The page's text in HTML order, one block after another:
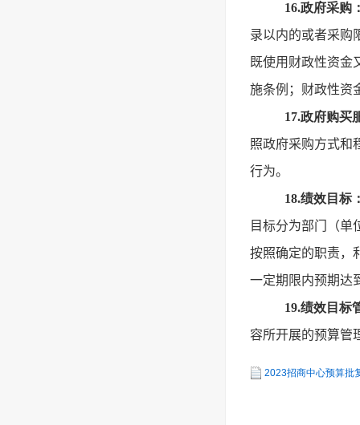
16.政府采购
录以内的或者采购
既使用财政性资金
施条例；财政性资
17.政府购买
照政府采购方式和
行为。
18.绩效目标
目标分为部门（单
按照确定的职责，
一定期限内预期达
19.绩效目标
容所开展的预算管
2023招商中心预算批